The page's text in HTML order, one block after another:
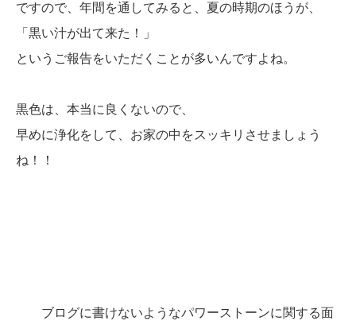
ですので、年間を通してみると、夏の時期のほうが、
「黒い汁が出て来た！」
というご報告をいただくことが多いんですよね。
黒色は、本当に良くないので、
早めに浄化をして、お家の中をスッキリさせましょう
ね！！
ブログに書けないようなパワーストーンに関する面